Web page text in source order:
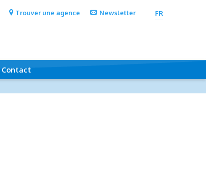
Trouver une agence Newsletter FR
Contact